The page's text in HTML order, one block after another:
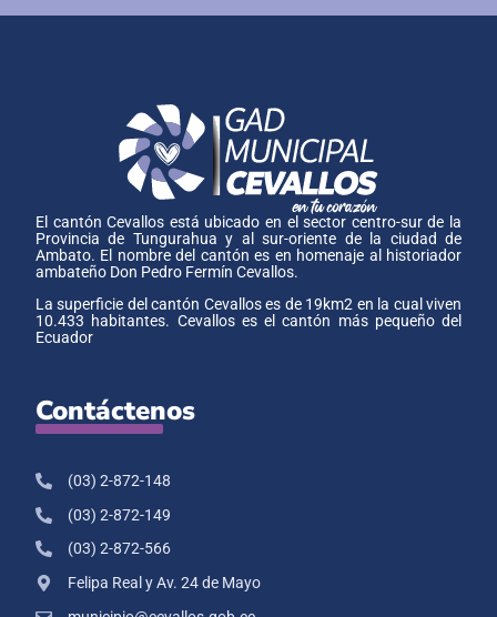
El cantón Cevallos está ubicado en el sector centro-sur de la
Provincia de Tungurahua y al sur-oriente de la ciudad de
Ambato. El nombre del cantón es en homenaje al historiador
ambateño Don Pedro Fermín Cevallos.
La superficie del cantón Cevallos es de 19km2 en la cual viven
10.433 habitantes. Cevallos es el cantón más pequeño del
Ecuador
Contáctenos
(03) 2-872-148
(03) 2-872-149
(03) 2-872-566
Felipa Real y Av. 24 de Mayo